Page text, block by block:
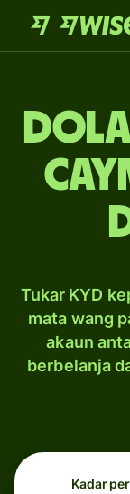
Tukar KYD
mata wang
akaun
berbelanja
Kadar